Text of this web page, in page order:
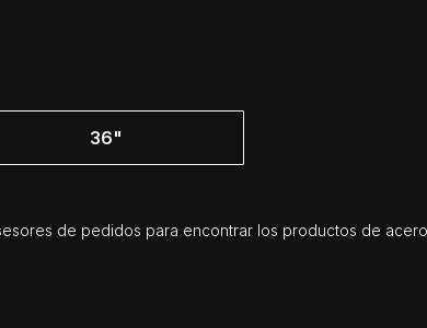
36"
de pedidos para encontrar los productos de